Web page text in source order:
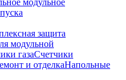
модульное
защита
модульной
газаСчетчики
и отделкаНапольные